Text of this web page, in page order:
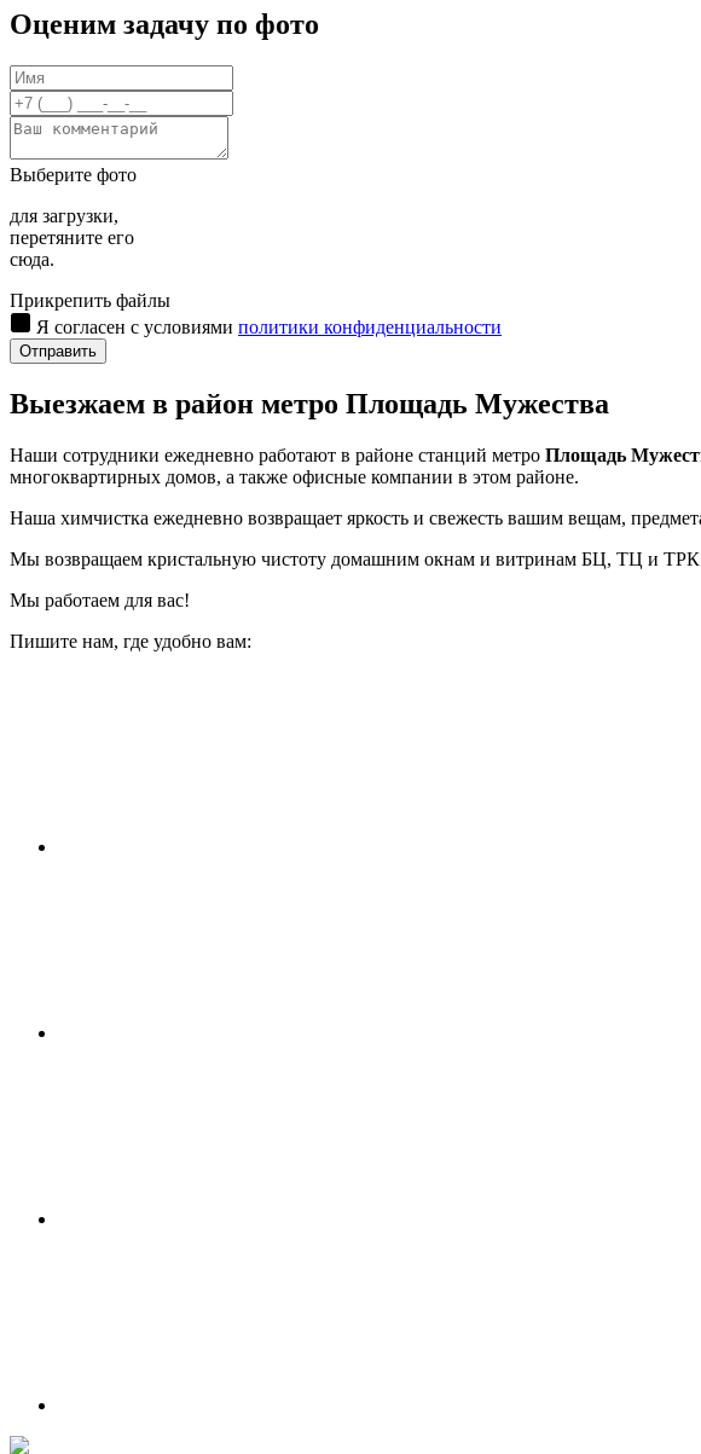
Оценим задачу по фото
Выберите фото
для загрузки,
перетяните его
сюда.
Прикрепить файлы
Я согласен с условиями политики конфиденциальности
Отправить
Выезжаем в район метро Площадь Мужества
Наши сотрудники ежедневно работают в районе станций метро Площадь
многоквартирных домов, а также офисные компании в этом районе.
Наша химчистка ежедневно возвращает яркость и свежесть вашим вещам,
Мы возвращаем кристальную чистоту домашним окнам и витринам БЦ, ТЦ и ТРК
Мы работаем для вас!
Пишите нам, где удобно вам: